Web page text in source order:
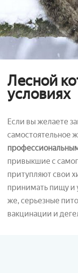
Лесной
условиях
Если вы желаете
самостоятельное
привыкшие с
притупляют свои
принимать пищу и
же, серьезные
вакцинации и